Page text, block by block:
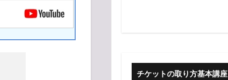
チケットの取り方基本講座